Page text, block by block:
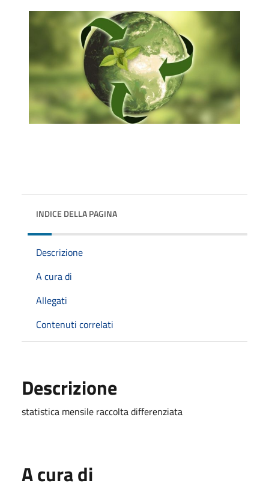
INDICE DELLA PAGINA
Descrizione
A cura di
Allegati
Contenuti correlati
Descrizione
statistica mensile raccolta differenziata
A cura di